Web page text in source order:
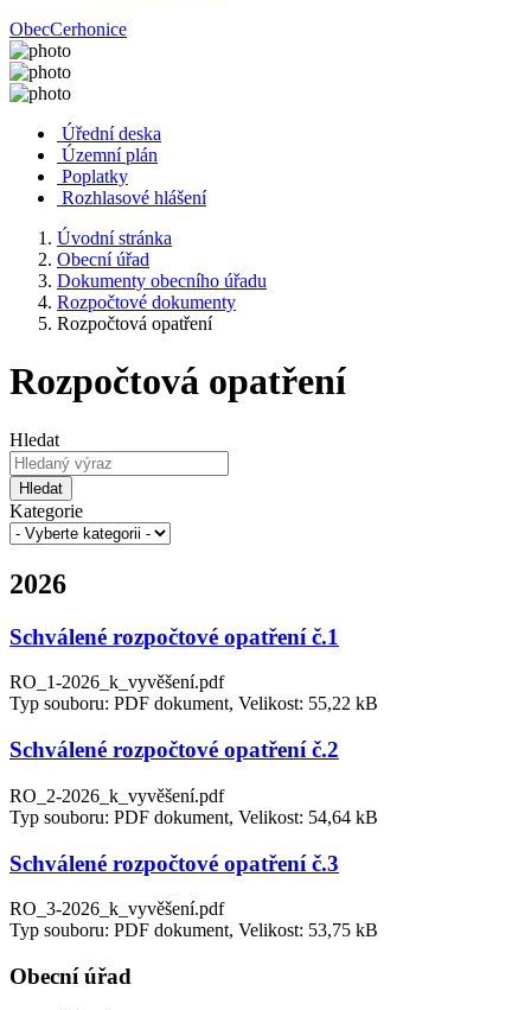
ObecCerhonice
Úřední deska
Územní plán
Poplatky
Rozhlasové hlášení
Úvodní stránka
Obecní úřad
Dokumenty obecního úřadu
Rozpočtové dokumenty
Rozpočtová opatření
Rozpočtová opatření
Hledat
Hledat
Kategorie
2026
Schválené rozpočtové opatření č.1
RO_1-2026_k_vyvěšení.pdf
Typ souboru: PDF dokument, Velikost: 55,22 kB
Schválené rozpočtové opatření č.2
RO_2-2026_k_vyvěšení.pdf
Typ souboru: PDF dokument, Velikost: 54,64 kB
Schválené rozpočtové opatření č.3
RO_3-2026_k_vyvěšení.pdf
Typ souboru: PDF dokument, Velikost: 53,75 kB
Obecní úřad